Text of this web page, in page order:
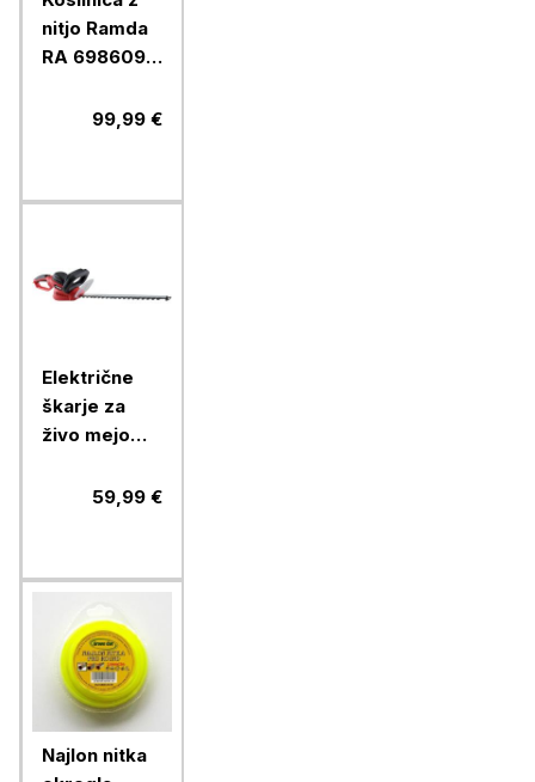
nitjo Ramda
RA 698609 +
2.5Ah in99,99 €
Električne
škarje za
živo mejo
895238,59,99 €
Najlon nitka